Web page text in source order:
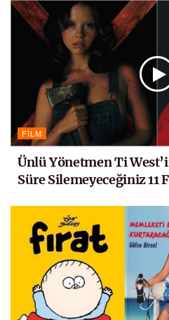
FILM
Ünlü Yönetmen Ti
Süre Silemeyeceğiniz 11